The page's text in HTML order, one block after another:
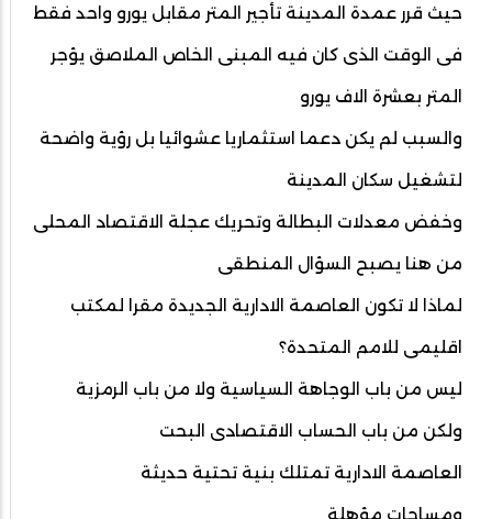
حيث قرر عمدة المدينة تأجير المتر مقابل يورو واحد فقط
فى الوقت الذى كان فيه المبنى الخاص الملاصق يؤجر
المتر بعشرة الاف يورو
والسبب لم يكن دعما استثماريا عشوائيا بل رؤية واضحة
لتشغيل سكان المدينة
وخفض معدلات البطالة وتحريك عجلة الاقتصاد المحلى
من هنا يصبح السؤال المنطقى
لماذا لا تكون العاصمة الادارية الجديدة مقرا لمكتب
اقليمى للامم المتحدة؟
ليس من باب الوجاهة السياسية ولا من باب الرمزية
ولكن من باب الحساب الاقتصادى البحت
العاصمة الادارية تمتلك بنية تحتية حديثة
ومساحات مؤهلة